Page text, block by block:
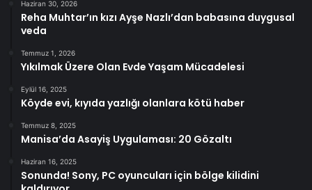
Haziran 30, 2026
Reha Muhtar’ın kızı Ayşe Nazlı’dan babasına duygusal
veda
Temmuz 1, 2026
Yıkılmak Üzere Olan Evde Yaşam Mücadelesi
Eylül 16, 2025
Köyde evi, kıyıda yazlığı olanlara kötü haber
Temmuz 8, 2025
Manisa’da Asayiş Uygulaması: 20 Gözaltı
Haziran 16, 2025
Sonunda! Sony, PC oyuncuları için bölge kilidini